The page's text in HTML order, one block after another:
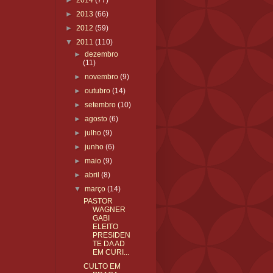
► 2013 (66)
► 2012 (59)
▼ 2011 (110)
►dezembro
(11)
►novembro(9)
►outubro(14)
►setembro(10)
►agosto(6)
►julho(9)
►junho(6)
►maio(9)
►abril(8)
▼março(14)
PASTOR
WAGNER
GABI
ELEITO
PRESIDEN
TE DA AD
EM CURI...
CULTO EM